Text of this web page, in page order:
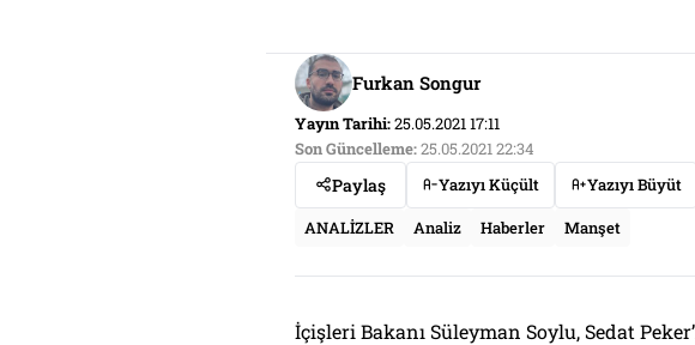
Furkan Songur
Yayın Tarihi:25.05.2021 17:11
Son Güncelleme:25.05.2021 22:34
Paylaş Yazıyı Küçült
Yazıyı Büyüt
ANALİZLER
Analiz Haberler Manşet
İçişleri Bakanı Süleyman Soylu, Sedat